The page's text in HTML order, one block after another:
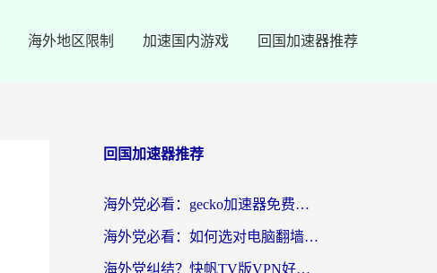
海外地区限制 加速国内游戏 回国加速器推荐
回国加速器推荐
海外党必看：gecko加速器免费试用？教你选对回国加速器，无缝刷国内剧玩游戏
海外党必看：如何选对电脑翻墙回国软件，轻松解锁国内资源？
海外党纠结？快帆TV版VPN好用吗？和扇贝手游VPN对比哪个回国效果更好？